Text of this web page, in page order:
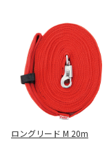
ロングリード M 20m